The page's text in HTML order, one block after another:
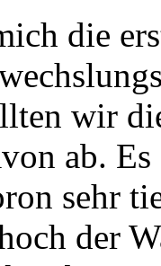
die
wir
ab.
sehr
der